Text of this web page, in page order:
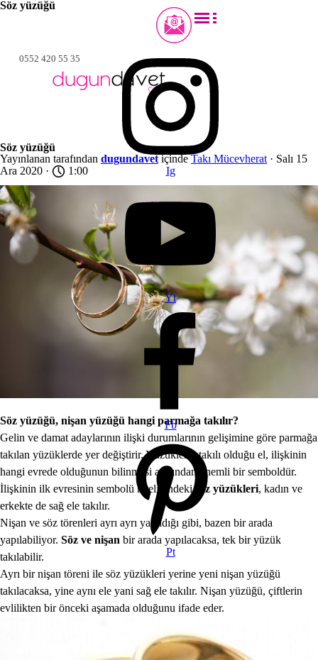
Söz yüzüğü
Söz yüzüğü
Yayınlanan tarafından dugundavetiçindeTakı Mücevherat · Salı 15
Ara 2020 ·
1:00
Söz yüzüğü, nişan yüzüğü hangi parmağa takılır?
Gelin ve damat adaylarının ilişki durumlarının gelişimine göre parmağa
takılan yüzüklerde yer değiştirir. Yüzüklerin takılı olduğu el, ilişkinin
hangi evrede olduğunun bilinmesi açısından önemli bir semboldür.
İlişkinin ilk evresinin sembolü niteliğindeki söz yüzükleri, kadın ve
erkekte de sağ ele takılır.
Nişan ve söz törenleri ayrı ayrı yapıldığı gibi, bazen bir arada
yapılabiliyor. Söz ve nişan bir arada yapılacaksa, tek bir yüzük
takılabilir.
Ayrı bir nişan töreni ile söz yüzükleri yerine yeni nişan yüzüğü
takılacaksa, yine aynı ele yani sağ ele takılır. Nişan yüzüğü, çiftlerin
evlilikten bir önceki aşamada olduğunu ifade eder.
0552 420 55 35
Ig
Yt
Fb
Pt